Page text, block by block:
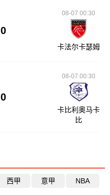
0
08-07 00:30
卡法尔卡瑟姆
0
08-07 00:30
卡比利奥马卡
比
西甲 意甲 NBA